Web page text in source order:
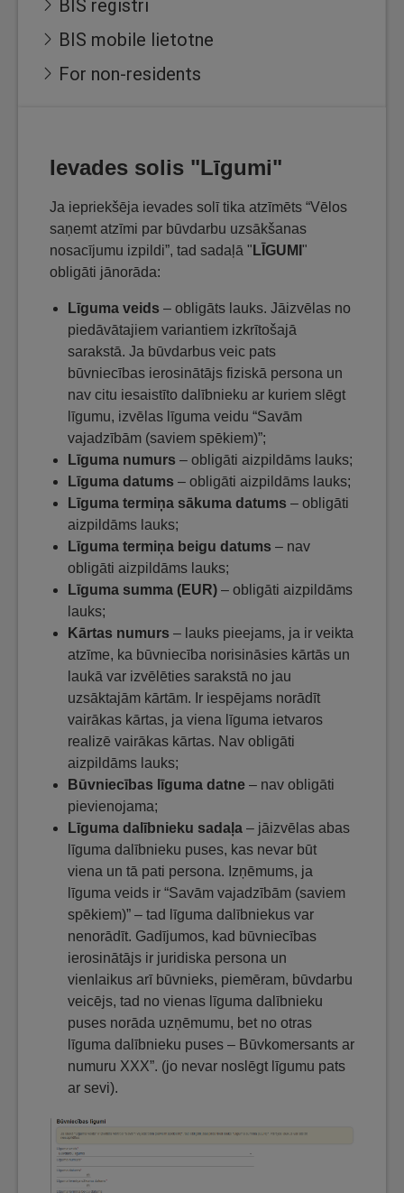
BIS reģistri
BIS mobile lietotne
For non-residents
Ievades solis "Līgumi"
Ja iepriekšēja ievades solī tika atzīmēts “Vēlos
saņemt atzīmi par būvdarbu uzsākšanas
nosacījumu izpildi”, tad sadaļā " LĪGUMI "
obligāti jānorāda:
Līguma veids – obligāts lauks. Jāizvēlas no
piedāvātajiem variantiem izkrītošajā
sarakstā. Ja būvdarbus veic pats
būvniecības ierosinātājs fiziskā persona un
nav citu iesaistīto dalībnieku ar kuriem slēgt
līgumu, izvēlas līguma veidu “Savām
vajadzībām (saviem spēkiem)”;
Līguma numurs – obligāti aizpildāms lauks;
Līguma datums – obligāti aizpildāms lauks;
Līguma termiņa sākuma datums – obligāti
aizpildāms lauks;
Līguma termiņa beigu datums – nav
obligāti aizpildāms lauks;
Līguma summa (EUR) – obligāti aizpildāms
lauks;
Kārtas numurs – lauks pieejams, ja ir veikta
atzīme, ka būvniecība norisināsies kārtās un
laukā var izvēlēties sarakstā no jau
uzsāktajām kārtām. Ir iespējams norādīt
vairākas kārtas, ja viena līguma ietvaros
realizē vairākas kārtas. Nav obligāti
aizpildāms lauks;
Būvniecības līguma datne – nav obligāti
pievienojama;
Līguma dalībnieku sadaļa – jāizvēlas abas
līguma dalībnieku puses, kas nevar būt
viena un tā pati persona. Izņēmums, ja
līguma veids ir “Savām vajadzībām (saviem
spēkiem)” – tad līguma dalībniekus var
nenorādīt. Gadījumos, kad būvniecības
ierosinātājs ir juridiska persona un
vienlaikus arī būvnieks, piemēram, būvdarbu
veicējs​, tad no vienas līguma dalībnieku
puses norāda uzņēmumu, bet no otras
līguma dalībnieku puses – Būvkomersants ar
numuru XXX”. (jo nevar noslēgt līgumu pats
ar sevi).